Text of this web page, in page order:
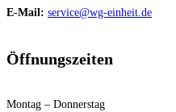
E-Mail: service@wg-einheit.de
Öffnungszeiten
Montag – Donnerstag